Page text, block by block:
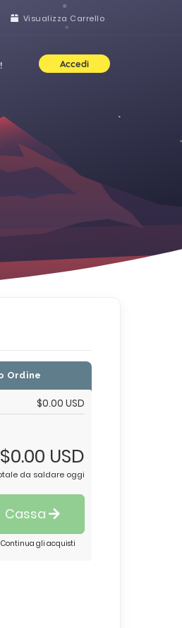
Visualizza Carrello
Accedi
Ordine
$0.00 USD
$0.00 USD
da saldare oggi
Cassa
Continua gli acquisti